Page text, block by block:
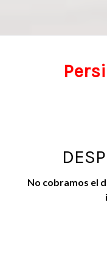
No cobramos el